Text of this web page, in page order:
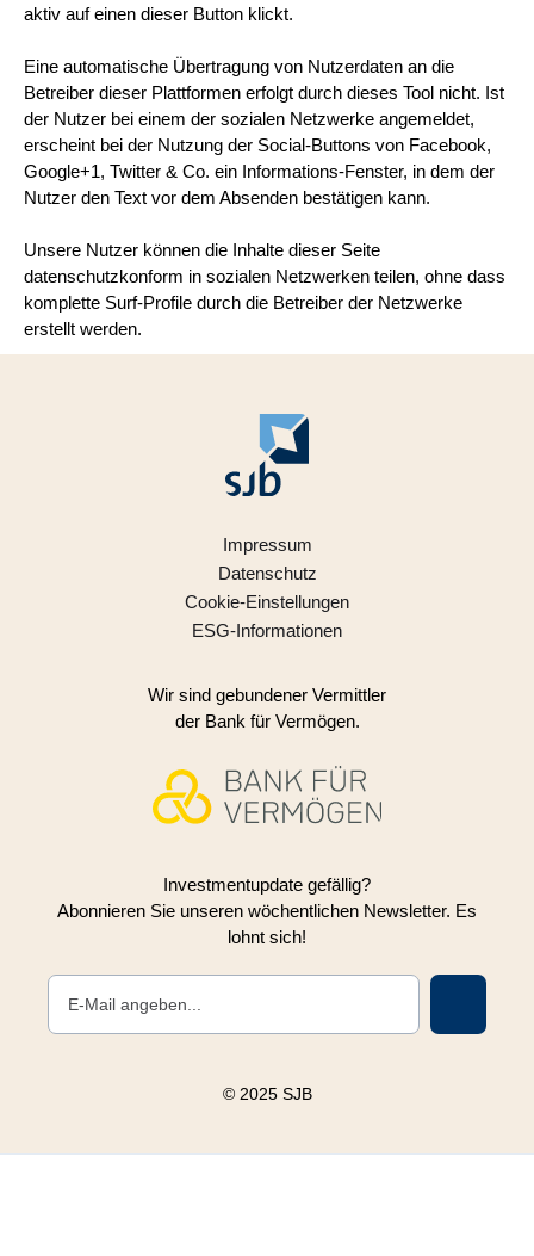
aktiv auf einen dieser Button klickt.
Eine automatische Übertragung von Nutzerdaten an die
Betreiber dieser Plattformen erfolgt durch dieses Tool nicht. Ist
der Nutzer bei einem der sozialen Netzwerke angemeldet,
erscheint bei der Nutzung der Social-Buttons von Facebook,
Google+1, Twitter & Co. ein Informations-Fenster, in dem der
Nutzer den Text vor dem Absenden bestätigen kann.
Unsere Nutzer können die Inhalte dieser Seite
datenschutzkonform in sozialen Netzwerken teilen, ohne dass
komplette Surf-Profile durch die Betreiber der Netzwerke
erstellt werden.
Impressum
Datenschutz
Cookie-Einstellungen
ESG-Informationen
Wir sind gebundener Vermittler
der Bank für Vermögen.
Investmentupdate gefällig?
Abonnieren Sie unseren wöchentlichen Newsletter. Es
lohnt sich!
© 2025 SJB